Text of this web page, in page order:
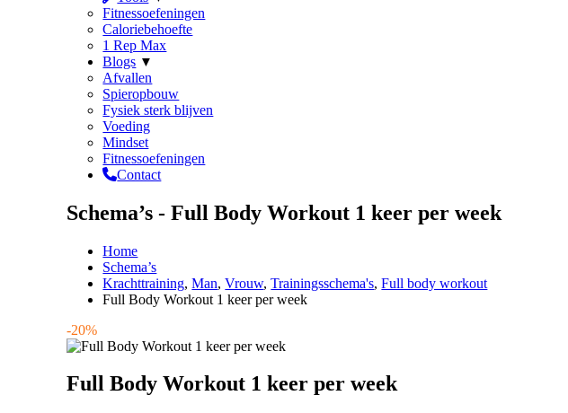
Fitnessoefeningen
Caloriebehoefte
1 Rep Max
Blogs
Afvallen
Spieropbouw
Fysiek sterk blijven
Voeding
Mindset
Fitnessoefeningen
Contact
Schema’s - Full Body Workout 1 keer per week
Home
Schema’s
Krachttraining,Man,Vrouw,Trainingsschema's,Full body workout
Full Body Workout 1 keer per week
-20%
Full Body Workout 1 keer per week